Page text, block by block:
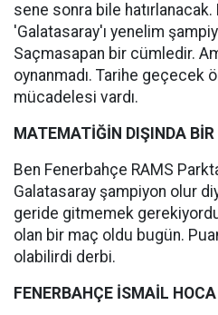
sene sonra bile
'Galatasaray'ı yenelim
Saçmasapan bir cümledir.
oynanmadı. Tarihe geçecek
mücadelesi vardı.
MATEMATİĞİN DIŞINDA
Ben Fenerbahçe RAMS
Galatasaray şampiyon olur
geride gitmemek
olan bir maç oldu bugün.
olabilirdi derbi.
FENERBAHÇE İSMAİL